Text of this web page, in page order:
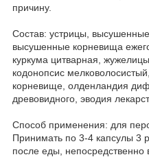
причину.
Состав: устрицы, высушенные
высушенные корневища
куркума цитварная,
кодонопсис
корневище, олденландия
древовидного, эводия
Способ применения: для
Принимать по 3-4 капсулы 3
после еды,